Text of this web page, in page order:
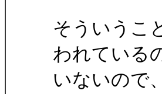
そういうこ
われている
いないので